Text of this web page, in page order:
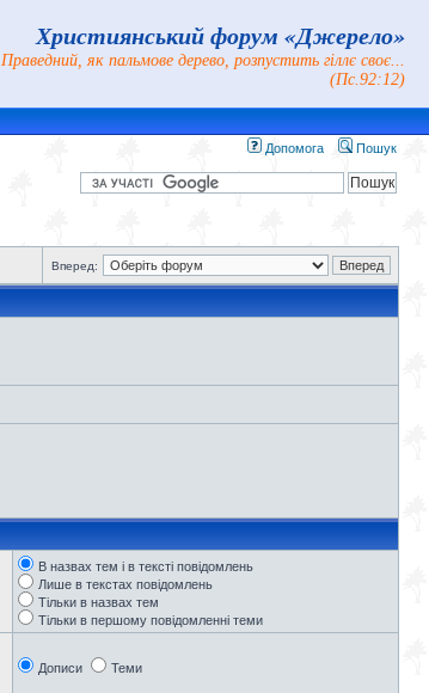
Християнський форум «Джерело»
Праведний, як пальмове дерево, розпустить гіллє своє...
(Пс.92:12)
Допомога Пошук
Вперед:
В назвах тем і в тексті повідомлень
Лише в текстах повідомлень
Тільки в назвах тем
Тільки в першому повідомленні теми
Дописи Теми